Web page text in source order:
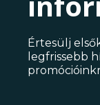
Értesülj
legfrissebb